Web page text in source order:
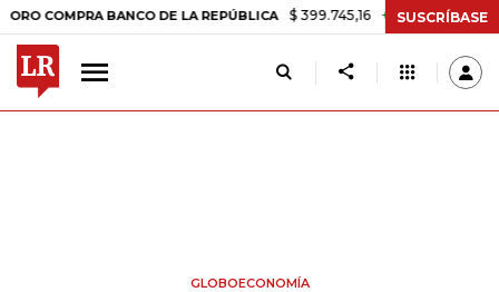
BANCO DE LA REPÚBLICA $ 399.745,16 +$ 2.295,71 +0,58%
SUSCRÍBASE
GLOBOECONOMÍA